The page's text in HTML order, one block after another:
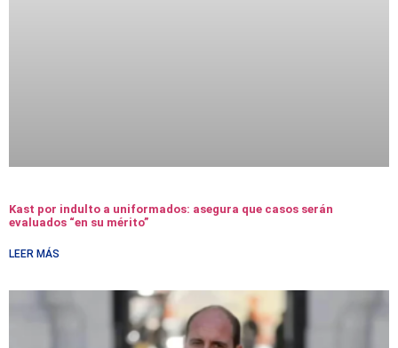
Kast por indulto a uniformados: asegura que casos serán
evaluados “en su mérito”
LEER MÁS